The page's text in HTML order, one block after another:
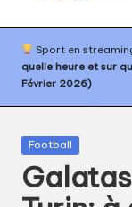
D
if
f
u
s
i
sport,
agenda
TV
sport,
calendrier
sport
Sport en
quelle heure et sur
Février 2026)
Posted
Football